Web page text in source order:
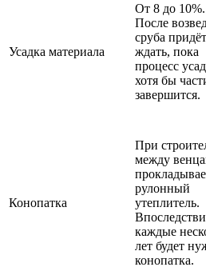
Усадка материала
От 8 до 10%.
После
сруба
ждать, пока
процесс
хотя бы
завершится.
Конопатка
При
между
рулонный
утеплитель.
каждые
лет будет
конопатка.